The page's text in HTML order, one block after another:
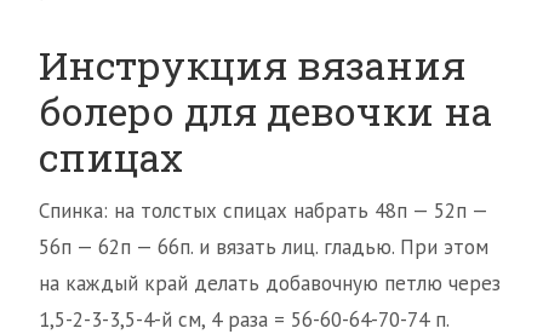
Инструкция вязания
болеро для девочки на
спицах
Спинка: на толстых спицах набрать 48п — 52п —
56п — 62п — 66п. и вязать лиц. гладью. При этом
на каждый край делать добавочную петлю через
1,5-2-3-3,5-4-й см, 4 раза = 56-60-64-70-74 п.